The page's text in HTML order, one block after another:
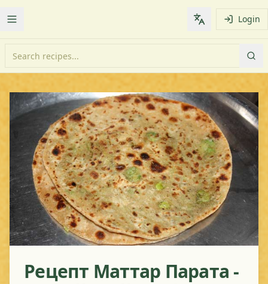
Toggle Menu Change Login
Рецепт Маттар Парата -